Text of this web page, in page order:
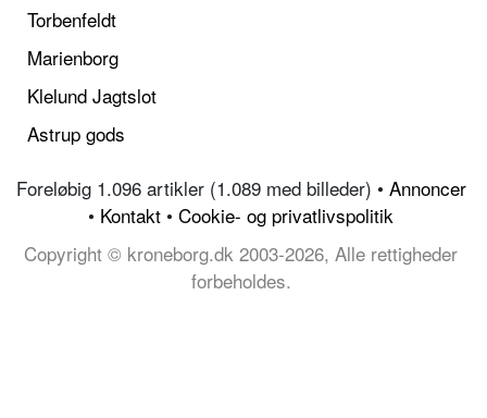
Torbenfeldt
Marienborg
Klelund Jagtslot
Astrup gods
Foreløbig 1.096 artikler (1.089 med billeder) • Annoncer
• Kontakt • Cookie- og privatlivspolitik
Copyright © kroneborg.dk 2003-2026, Alle rettigheder
forbeholdes.